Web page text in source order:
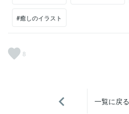
#癒しのイラスト
8
一覧に戻る